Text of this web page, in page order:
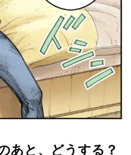
あと、どうする？